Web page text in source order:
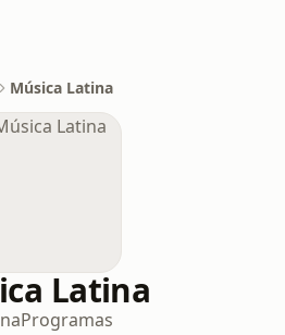
Música Latina
Latina
Programas